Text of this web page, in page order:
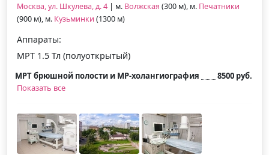
Москва, ул. Шкулева, д. 4 | м. Волжская (300 м), м. Печатники
(900 м), м. Кузьминки (1300 м)
Аппараты:
МРТ 1.5 Тл (полуоткрытый)
МРТ брюшной полости и МР-холангиография
8500 руб.
Показать все